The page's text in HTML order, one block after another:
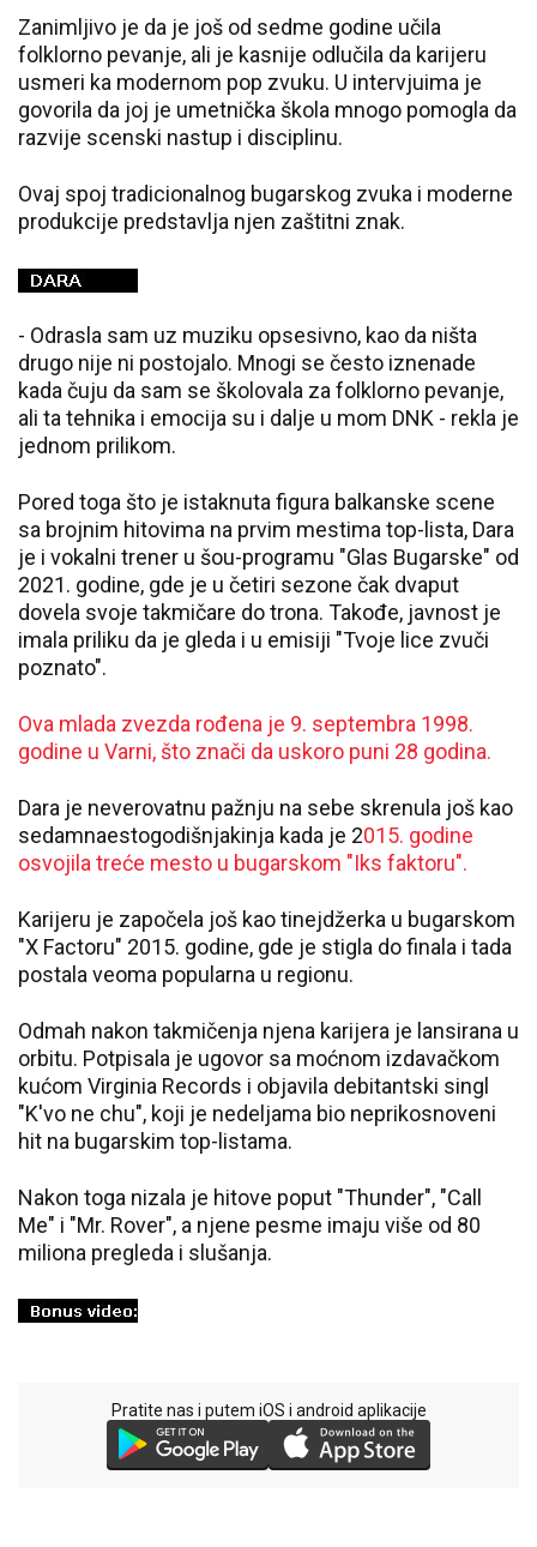
Zanimljivo je da je još od sedme godine učila
folklorno pevanje, ali je kasnije odlučila da karijeru
usmeri ka modernom pop zvuku. U intervjuima je
govorila da joj je umetnička škola mnogo pomogla da
razvije scenski nastup i disciplinu.
Ovaj spoj tradicionalnog bugarskog zvuka i moderne
produkcije predstavlja njen zaštitni znak.
- Odrasla sam uz muziku opsesivno, kao da ništa
drugo nije ni postojalo. Mnogi se često iznenade
kada čuju da sam se školovala za folklorno pevanje,
ali ta tehnika i emocija su i dalje u mom DNK - rekla je
jednom prilikom.
Pored toga što je istaknuta figura balkanske scene
sa brojnim hitovima na prvim mestima top-lista, Dara
je i vokalni trener u šou-programu "Glas Bugarske" od
2021. godine, gde je u četiri sezone čak dvaput
dovela svoje takmičare do trona. Takođe, javnost je
imala priliku da je gleda i u emisiji "Tvoje lice zvuči
poznato".
Ova mlada zvezda rođena je 9. septembra 1998.
godine u Varni, što znači da uskoro puni 28 godina.
Dara je neverovatnu pažnju na sebe skrenula još kao
sedamnaestogodišnjakinja kada je 2015. godine
osvojila treće mesto u bugarskom "Iks faktoru".
Karijeru je započela još kao tinejdžerka u bugarskom
"X Factoru" 2015. godine, gde je stigla do finala i tada
postala veoma popularna u regionu.
Odmah nakon takmičenja njena karijera je lansirana u
orbitu. Potpisala je ugovor sa moćnom izdavačkom
kućom Virginia Records i objavila debitantski singl
"K'vo ne chu", koji je nedeljama bio neprikosnoveni
hit na bugarskim top-listama.
Nakon toga nizala je hitove poput "Thunder", "Call
Me" i "Mr. Rover", a njene pesme imaju više od 80
miliona pregleda i slušanja.
Pratite nas i putem iOS i android aplikacije